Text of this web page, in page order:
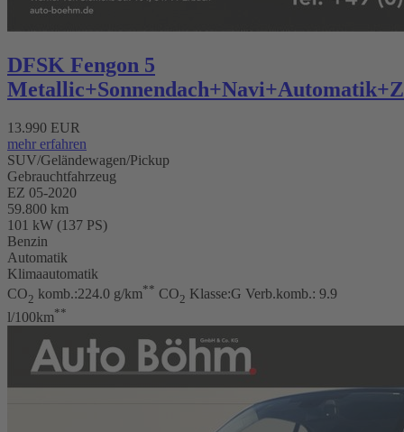
DFSK Fengon 5
13.990 EUR
mehr erfahren
SUV/Geländewagen/Pickup
Gebrauchtfahrzeug
EZ 05-2020
59.800 km
101 kW (137 PS)
Benzin
Automatik
Klimaautomatik
CO2 komb.:224.0 g/km** CO2 Klasse:G Verb.komb.: 9.9
l/100km**